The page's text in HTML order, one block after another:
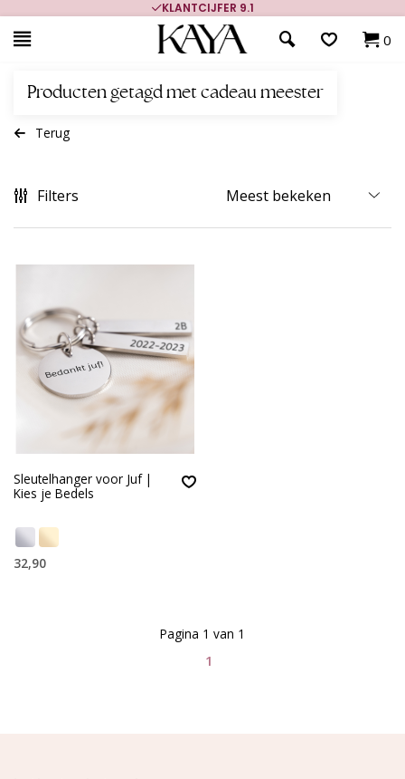
KLANTCIJFER 9.1
0
Producten getagd met cadeau meester
Terug
Filters
Sleutelhanger voor Juf |
Kies je Bedels
32,90
1
Pagina 1 van 1